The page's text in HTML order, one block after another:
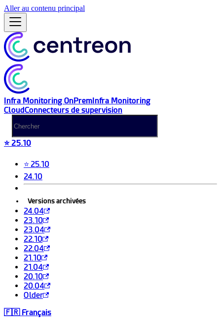
Aller au contenu principal
Infra Monitoring OnPremInfra Monitoring
CloudConnecteurs de supervision
⭐ 25.10
⭐ 25.10
24.10
Versions archivées
24.04
23.10
23.04
22.10
22.04
21.10
21.04
20.10
20.04
Older
🇫🇷 Français